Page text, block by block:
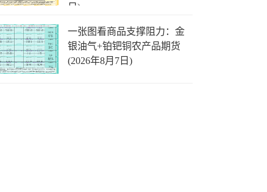
日)
一张图看商品支撑阻力：金
银油气+铂钯铜农产品期货
(2026年8月7日)